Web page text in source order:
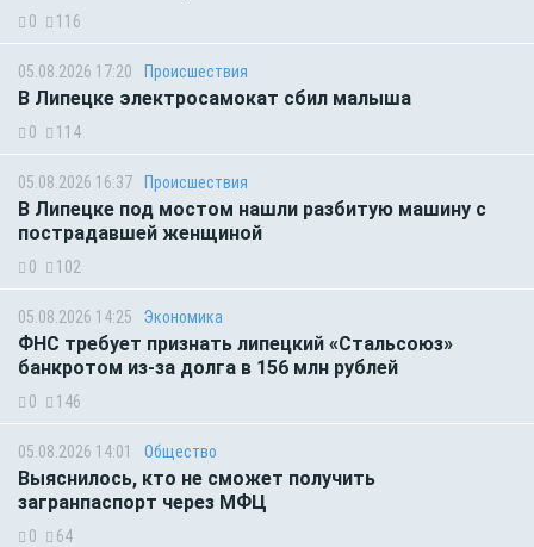
0 116
05.08.2026 17:20 Происшествия
В Липецке электросамокат сбил малыша
0 114
05.08.2026 16:37 Происшествия
В Липецке под мостом нашли разбитую машину с
пострадавшей женщиной
0 102
05.08.2026 14:25 Экономика
ФНС требует признать липецкий «Стальсоюз»
банкротом из-за долга в 156 млн рублей
0 146
05.08.2026 14:01 Общество
Выяснилось, кто не сможет получить
загранпаспорт через МФЦ
0 64